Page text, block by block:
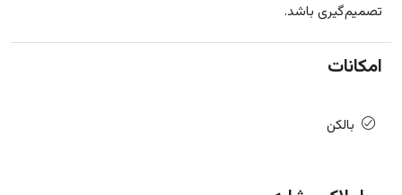
تصمیم‌گیری باشد.
امکانات
بالکن